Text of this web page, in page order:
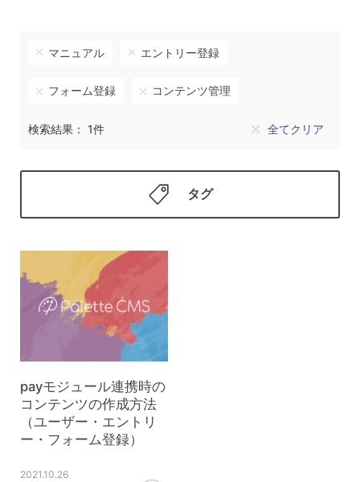
マニュアル エントリー登録
フォーム登録 コンテンツ管理
検索結果： 1件 全てクリア
タグ
payモジュール連携時の
コンテンツの作成方法
（ユーザー・エントリ
ー・フォーム登録）
2021.10.26